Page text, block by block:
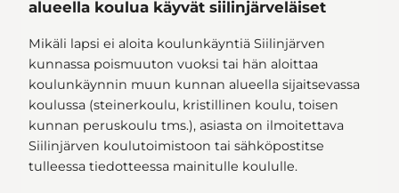
Oppilaan koulupaikan
määräytyminen
koulunkäyntioikeushakemus
Lykkäyshakemus
alueella koulua käyvät siilinjärveläiset
Mikäli lapsi ei aloita koulunkäyntiä Siilinjärven
kunnassa poismuuton vuoksi tai hän aloittaa
koulunkäynnin muun kunnan alueella sijaitsevassa
koulussa (steinerkoulu, kristillinen koulu, toisen
kunnan peruskoulu tms.), asiasta on ilmoitettava
Siilinjärven koulutoimistoon tai sähköpostitse
tulleessa tiedotteessa mainitulle koululle.